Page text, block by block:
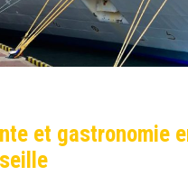
et gastronomie